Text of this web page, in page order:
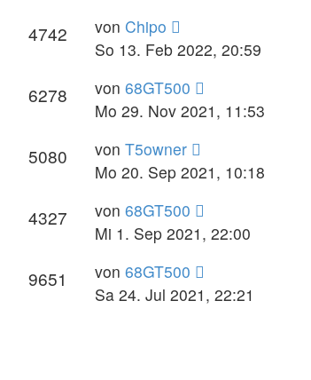
4742 von Chipo
So 13. Feb 2022, 20:59
6278 von 68GT500
Mo 29. Nov 2021, 11:53
5080 von T5owner
Mo 20. Sep 2021, 10:18
4327 von 68GT500
Mi 1. Sep 2021, 22:00
9651 von 68GT500
Sa 24. Jul 2021, 22:21